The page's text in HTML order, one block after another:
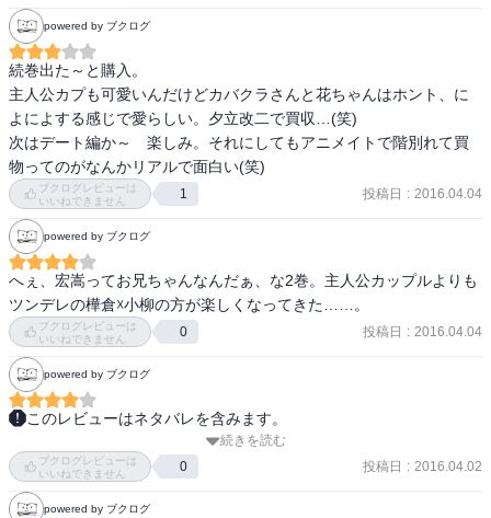
powered by ブクログ
続巻出た～と購入。
主人公カプも可愛いんだけどカバクラさんと花ちゃんはホント、に
よによする感じで愛らしい。夕立改二で買収…(笑)
次はデート編か～　楽しみ。それにしてもアニメイトで階別れて買
物ってのがなんかリアルで面白い(笑)
ブクログレビューは
いいねできません
1 投稿日 : 2016.04.04
powered by ブクログ
へぇ、宏嵩ってお兄ちゃんなんだぁ、な2巻。主人公カップルよりも
ツンデレの樺倉☓小柳の方が楽しくなってきた……。
ブクログレビューは
いいねできません
0 投稿日 : 2016.04.04
powered by ブクログ
このレビューはネタバレを含みます。
相変わらずゲームネタは脇が甘いなと思いつつ、安定のヲタクライ
フ。
樺倉先輩は安い男だな！（笑
続きを読む
ブクログレビューは
いいねできません
0 投稿日 : 2016.04.02
powered by ブクログ